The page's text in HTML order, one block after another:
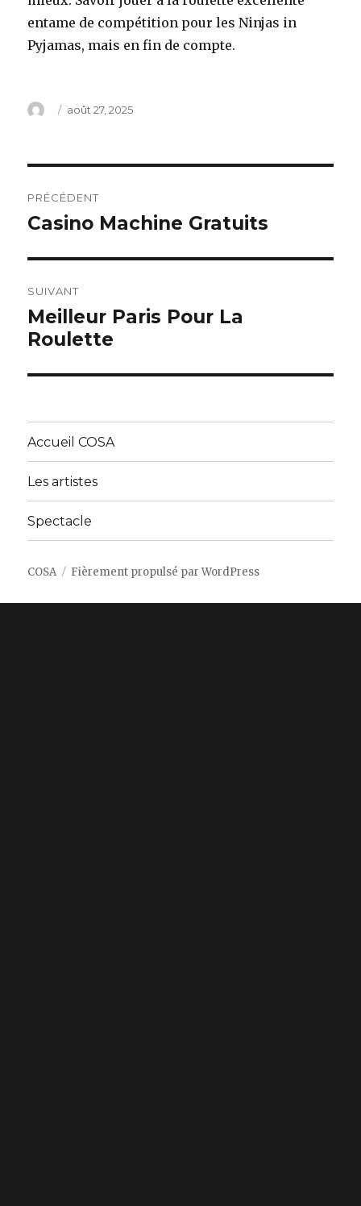
entame de compétition pour les Ninjas in
Pyjamas, mais en fin de compte.
Auteur
Publié
août 27, 2025
de
PRÉCÉDENT
Article
Casino Machine Gratuits
SUIVANT
Article
suivant :
Meilleur Paris Pour La
Roulette
Accueil COSA
Les artistes
Spectacle
COSA Fièrement propulsé par WordPress